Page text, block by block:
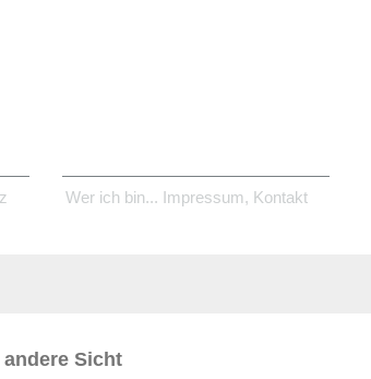
Wer ich bin... Impressum, Kontakt
Sicht